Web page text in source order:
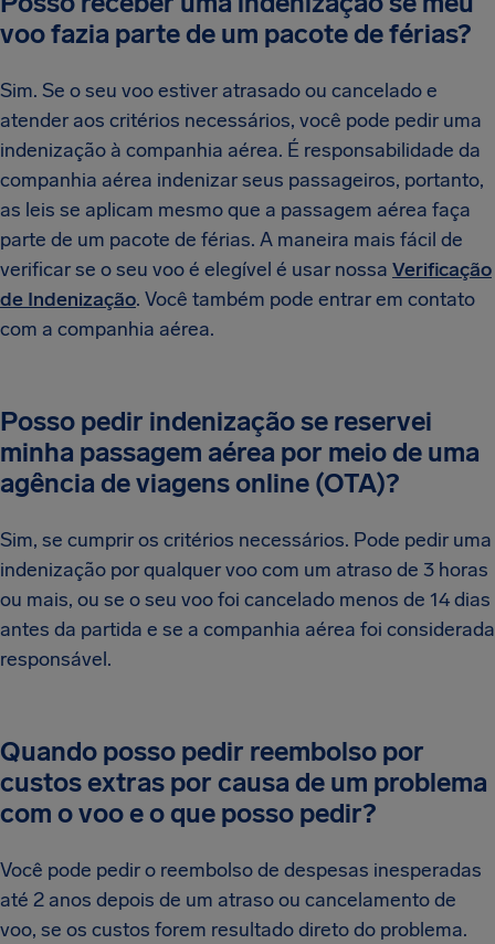
voo fazia parte de um pacote de férias?
Sim. Se o seu voo estiver atrasado ou cancelado e
atender aos critérios necessários, você pode pedir uma
indenização à companhia aérea. É responsabilidade da
companhia aérea indenizar seus passageiros, portanto,
as leis se aplicam mesmo que a passagem aérea faça
parte de um pacote de férias. A maneira mais fácil de
verificar se o seu voo é elegível é usar nossa Verificação
de Indenização. Você também pode entrar em contato
com a companhia aérea.
Posso pedir indenização se reservei
minha passagem aérea por meio de uma
agência de viagens online (OTA)?
Sim, se cumprir os critérios necessários. Pode pedir uma
indenização por qualquer voo com um atraso de 3 horas
ou mais, ou se o seu voo foi cancelado menos de 14 dias
antes da partida e se a companhia aérea foi considerada
responsável.
Quando posso pedir reembolso por
custos extras por causa de um problema
com o voo e o que posso pedir?
Você pode pedir o reembolso de despesas inesperadas
até 2 anos depois de um atraso ou cancelamento de
voo, se os custos forem resultado direto do problema.